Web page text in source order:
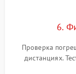
6.
Проверка
дистанциях.
термограмм в